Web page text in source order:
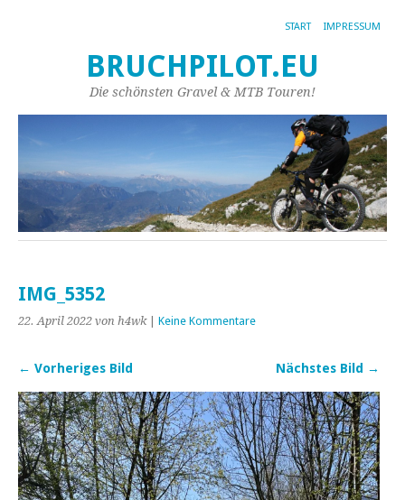
START IMPRESSUM
BRUCHPILOT.EU
Die schönsten Gravel & MTB Touren!
IMG_5352
22. April 2022 von h4wk| Keine Kommentare
← Vorheriges Bild Nächstes Bild →